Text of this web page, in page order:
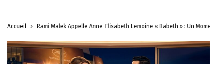
Accueil Rami Malek Appelle Anne-Elisabeth Lemoine « Babeth » : Un